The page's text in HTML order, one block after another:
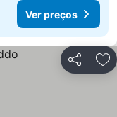
Ver preços
Partilhar